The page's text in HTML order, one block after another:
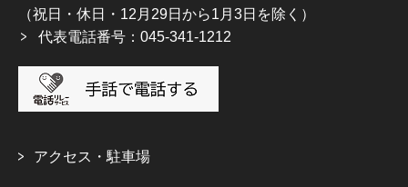
（祝日・休日・12月29日から1月3日を除く）
代表電話番号：045-341-1212
アクセス・駐車場